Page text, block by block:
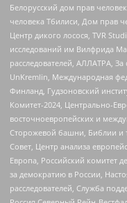
Белорусский дом прав
человека Тбилиси, Дом прав
Центр дикого лосося, TVR
исследований им Вилфрида
расследователей, АЛЛАТРА,
UnKremlin, Международная
Финланд, Гудзоновский
Комитет-2024, Центрально-
восточноевропейских и
Сторожевой башни, Библии и
Совет, Центр анализа
Европа, Российский комитет
за демократию в России,
расследователей, Служба